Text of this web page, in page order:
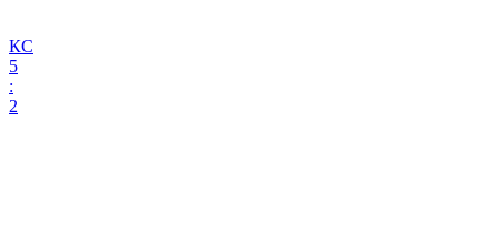
КС
5
:
2